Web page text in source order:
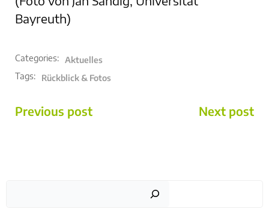
Bayreuth)
Categories: Aktuelles
Tags:
Rückblick & Fotos
POST
NAVIGATION
Previous post Next post